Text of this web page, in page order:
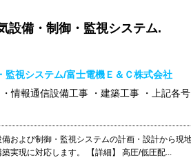
設備・制御・監視システム.
監視システム/富士電機Ｅ＆Ｃ株式会社
情報通信設備工事 ・建築工事 ・上記各
および制御・監視システムの計画・設計から現
実現に対応します。 【詳細】 高圧/低圧配...